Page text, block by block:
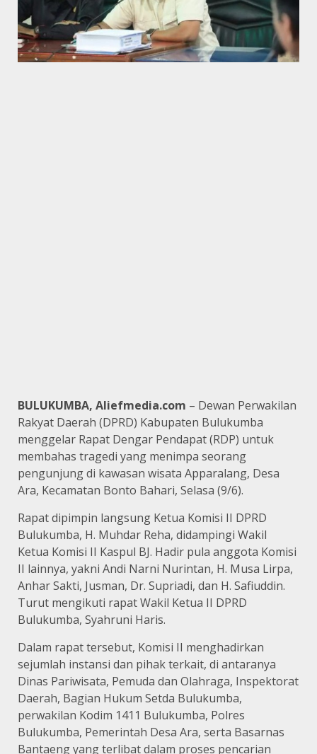
BULUKUMBA, Aliefmedia.com – Dewan Perwakilan
Rakyat Daerah (DPRD) Kabupaten Bulukumba
menggelar Rapat Dengar Pendapat (RDP) untuk
membahas tragedi yang menimpa seorang
pengunjung di kawasan wisata Apparalang, Desa
Ara, Kecamatan Bonto Bahari, Selasa (9/6).
Rapat dipimpin langsung Ketua Komisi II DPRD
Bulukumba, H. Muhdar Reha, didampingi Wakil
Ketua Komisi II Kaspul BJ. Hadir pula anggota Komisi
II lainnya, yakni Andi Narni Nurintan, H. Musa Lirpa,
Anhar Sakti, Jusman, Dr. Supriadi, dan H. Safiuddin.
Turut mengikuti rapat Wakil Ketua II DPRD
Bulukumba, Syahruni Haris.
Dalam rapat tersebut, Komisi II menghadirkan
sejumlah instansi dan pihak terkait, di antaranya
Dinas Pariwisata, Pemuda dan Olahraga, Inspektorat
Daerah, Bagian Hukum Setda Bulukumba,
perwakilan Kodim 1411 Bulukumba, Polres
Bulukumba, Pemerintah Desa Ara, serta Basarnas
Bantaeng yang terlibat dalam proses pencarian